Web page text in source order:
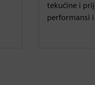
tekućine i
performansi